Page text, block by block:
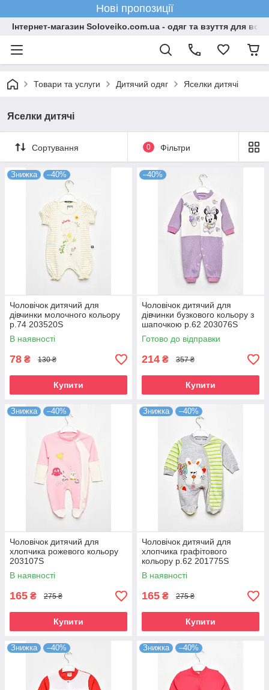
Нові пропозиції
Інтернет-магазин Soloveiko.com.ua - одяг та взуття для всієї
Товари та услуги Дитячий одяг Яселки дитячі
Яселки дитячі
Сортування 0 Фільтри
Знижка –40%
Чоловічок дитячий для
дівчинки молочного кольору
р.74 203520S
В наявності
78 ₴ 130 ₴
Купити
–40%
Чоловічок дитячий для
дівчинки бузкового кольору з
шапочкою р.62 203076S
Готово до відправки
214 ₴ 357 ₴
Купити
Знижка –40%
Чоловічок дитячий для
хлопчика рожевого кольору
203107S
В наявності
165 ₴ 275 ₴
Купити
Знижка –40%
Чоловічок дитячий для
хлопчика графітового
кольору р.62 201775S
В наявності
165 ₴ 275 ₴
Купити
Знижка –40% Знижка –40%